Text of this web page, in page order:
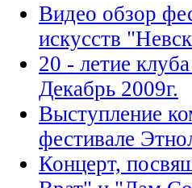
Видео обзор
искусств
20 - летие
Декабрь 2009г.
Выступление
фестивале
Концерт,